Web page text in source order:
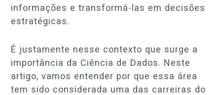
informações e transformá-las em decisões
estratégicas.
É justamente nesse contexto que surge a
importância da Ciência de Dados. Neste
artigo, vamos entender por que essa área
tem sido considerada uma das carreiras do